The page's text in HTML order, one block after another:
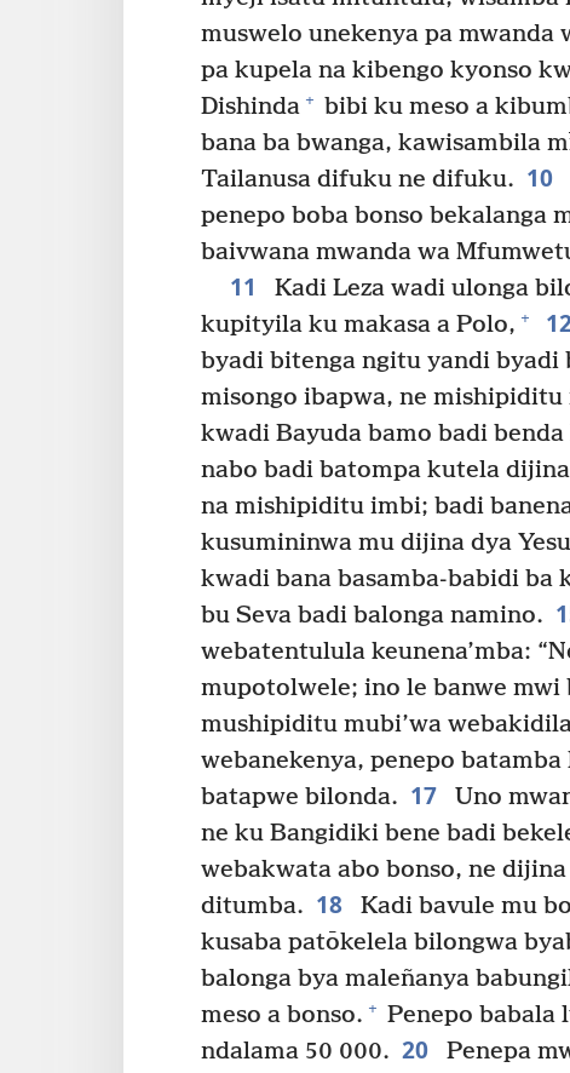
muswelo unekenya pa mwanda
pa kupela na kibengo kyonso
Dishinda + bibi ku meso a
bana ba bwanga, kawisambila
Tailanusa difuku ne difuku. 10
penepo boba bonso bekalanga
baivwana mwanda wa
11
Kadi Leza wadi ulonga
kupityila ku makasa a Polo, +
byadi bitenga ngitu yandi byadi
misongo ibapwa, ne mishipiditu
kwadi Bayuda bamo badi
nabo badi batompa kutela
na mishipiditu imbi; badi
kusumininwa mu dijina dya
kwadi bana basamba-babidi
bu Seva badi balonga namino.
webatentulula keunena’mba:
mupotolwele; ino le banwe mwi
mushipiditu mubi’wa
webanekenya, penepo
batapwe bilonda. 17
Uno
ne ku Bangidiki bene badi
webakwata abo bonso, ne
ditumba. 18
Kadi bavule mu
kusaba patōkelela bilongwa
balonga bya maleñanya
meso a bonso. + Penepo babala
ndalama 50 000. 20 Penepa